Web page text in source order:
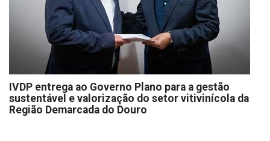
IVDP entrega ao Governo Plano para a gestão
sustentável e valorização do setor vitivinícola da
Região Demarcada do Douro